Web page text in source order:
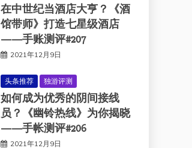
在中世纪当酒店大亨？《酒
馆带师》打造七星级酒店
——手账测评#207
2021年12月9日
头条推荐 独游评测
如何成为优秀的阴间接线
员？《幽铃热线》为你揭晓
——手帐测评#206
2021年12月9日